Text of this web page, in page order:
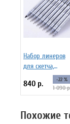
Набор линеров
для скетча,
черные SoulArt,
10 шт.
840 р. -22 %
1 090
Похожие